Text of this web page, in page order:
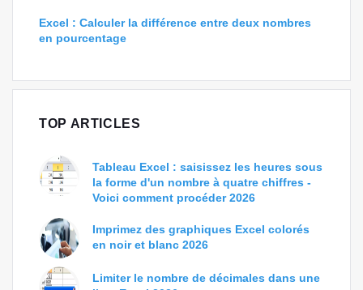
Excel : Calculer la différence entre deux nombres
en pourcentage
TOP ARTICLES
Tableau Excel : saisissez les heures sous
la forme d'un nombre à quatre chiffres -
Voici comment procéder 2026
Imprimez des graphiques Excel colorés
en noir et blanc 2026
Limiter le nombre de décimales dans une